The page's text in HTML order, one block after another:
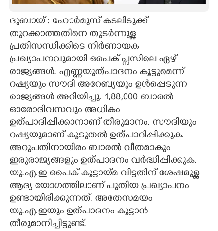
CARTOONS
LITERATURE
ZOOM
CONTACT US
ദുബായ് : ഹോർമുസ് കടലിടുക്ക്
തുറക്കാത്തതിനെ തുടർന്നുള്ള
പ്രതിസന്ധിക്കിടെ നിർണായക
പ്രഖ്യാപനവുമായി ഒപെക് പ്സസിലെ ഏഴ്
രാജ്യങ്ങൾ. എണ്ണയുത്പാദനം കൂട്ടുമെന്ന്
റഷ്യയും സൗദി അറേബ്യയും ഉൾപ്പെടുന്ന
രാജ്യങ്ങൾ അറിയിച്ചു. 1,​88,​000 ബാരൽ
ഓരോദിവസവും അധികം
ഉത്പാദിപ്പിക്കാനാണ് തീരുമാനം. സൗദിയും
റഷ്യയുമാണ് കൂടുതൽ ഉത്പാദിപ്പിക്കുക.
അറുപതിനായിരം ബാരൽ വീതമാകും
ഇരുരാജ്യങ്ങളും ഉത്പാദനം വർദ്ധിപ്പിക്കുക.
യു.എ.ഇ ഒപെക് കൂട്ടായ്മ വിട്ടതിന് ശേഷമുള്ള
ആദ്യ യോഗത്തിലാണ് പുതിയ പ്രഖ്യാപനം
ഉണ്ടായിരിക്കുന്നത്. അതേസമയം
യു.എ.ഇയും ഉത്പാദനം കൂട്ടാൻ
തീരുമാനിച്ചിട്ടുണ്ട്.